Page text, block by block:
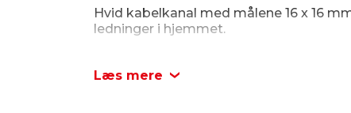
Hvid kabelkanal med målene 16 x 16
ledninger i hjemmet.
sætte op uden brug af værktøj. Du
Læs mere